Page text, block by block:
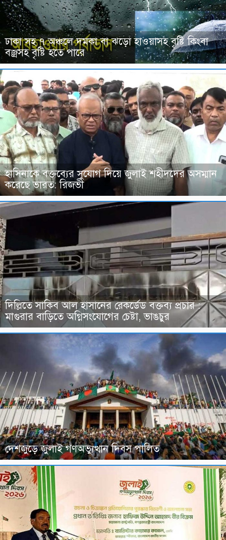
ঢাকা সহ ৭ অঞ্চলে দমকা বা ঝড়ো হাওয়াসহ বৃষ্টি কিংবা
বজ্রসহ বৃষ্টি হতে পারে
হাসিনাকে বক্তব্যের সুযোগ দিয়ে জুলাই শহীদদের অসম্মান
করেছে ভারত: রিজভী
দিল্লিতে সাকিব আল হাসানের রেকর্ডেড বক্তব্য প্রচার :
মাগুরার বাড়িতে অগ্নিসংযোগের চেষ্টা, ভাঙচুর
দেশজুড়ে জুলাই গণঅভ্যুত্থান দিবস পালিত